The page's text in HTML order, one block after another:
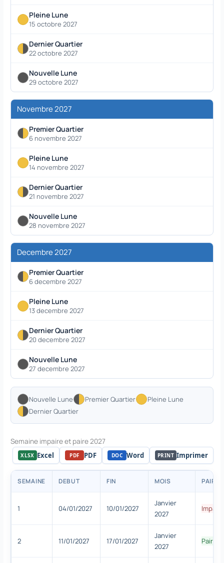
Pleine Lune
15 octobre 2027
Dernier Quartier
22 octobre 2027
Nouvelle Lune
29 octobre 2027
Novembre 2027
Premier Quartier
6 novembre 2027
Pleine Lune
14 novembre 2027
Dernier Quartier
21 novembre 2027
Nouvelle Lune
28 novembre 2027
Decembre 2027
Premier Quartier
6 decembre 2027
Pleine Lune
13 decembre 2027
Dernier Quartier
20 decembre 2027
Nouvelle Lune
27 decembre 2027
Nouvelle Lune Premier Quartier
Pleine Lune
Dernier Quartier
Semaine impaire et paire 2027
XLSX Excel PDF PDF DOC Word PRINT Imprimer
SEMAINE DEBUT FIN MOIS PAIRE/
1 04/01/2027 10/01/2027
Janvier
2027
Impaire
2 11/01/2027 17/01/2027
Janvier
2027
Paire